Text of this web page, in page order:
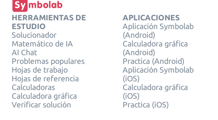
HERRAMIENTAS DE
ESTUDIO
Solucionador
Matemático de IA
AI Chat
Problemas populares
Hojas de trabajo
Hojas de referencia
Calculadoras
Calculadora gráfica
Verificar solución
APLICACIONES
Aplicación Symbolab
(Android)
Calculadora gráfica
(Android)
Practica (Android)
Aplicación Symbolab
(iOS)
Calculadora gráfica
(iOS)
Practica (iOS)